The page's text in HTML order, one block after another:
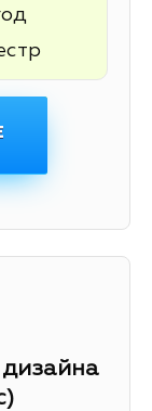
дизайна